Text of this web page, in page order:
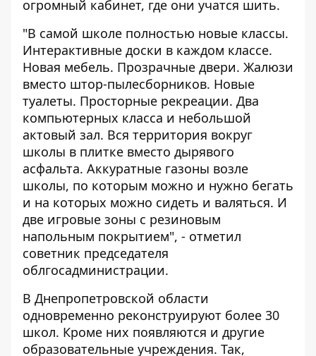
огромный кабинет, где они учатся шить.
"В самой школе полностью новые классы.
Интерактивные доски в каждом классе.
Новая мебель. Прозрачные двери. Жалюзи
вместо штор-пылесборников. Новые
туалеты. Просторные рекреации. Два
компьютерных класса и небольшой
актовый зал. Вся территория вокруг
школы в плитке вместо дырявого
асфальта. Аккуратные газоны возле
школы, по которым можно и нужно бегать
и на которых можно сидеть и валяться. И
две игровые зоны с резиновым
напольным покрытием", - отметил
советник председателя
облгосадминистрации.
В Днепропетровской области
одновременно реконструируют более 30
школ. Кроме них появляются и другие
образовательные учреждения. Так,